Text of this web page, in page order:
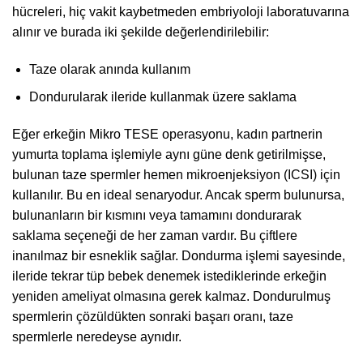
hücreleri, hiç vakit kaybetmeden embriyoloji laboratuvarına
alınır ve burada iki şekilde değerlendirilebilir:
Taze olarak anında kullanım
Dondurularak ileride kullanmak üzere saklama
Eğer erkeğin Mikro TESE operasyonu, kadın partnerin
yumurta toplama işlemiyle aynı güne denk getirilmişse,
bulunan taze spermler hemen mikroenjeksiyon (ICSI) için
kullanılır. Bu en ideal senaryodur. Ancak sperm bulunursa,
bulunanların bir kısmını veya tamamını dondurarak
saklama seçeneği de her zaman vardır. Bu çiftlere
inanılmaz bir esneklik sağlar. Dondurma işlemi sayesinde,
ileride tekrar tüp bebek denemek istediklerinde erkeğin
yeniden ameliyat olmasına gerek kalmaz. Dondurulmuş
spermlerin çözüldükten sonraki başarı oranı, taze
spermlerle neredeyse aynıdır.